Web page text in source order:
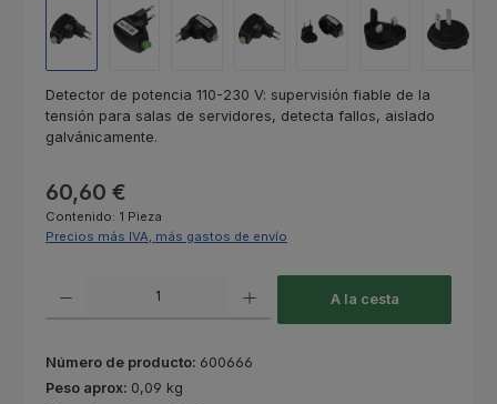
Detector de potencia 110-230 V: supervisión fiable de la
tensión para salas de servidores, detecta fallos, aislado
galvánicamente.
Precio normal:
60,60 €
Contenido: 1 Pieza
Precios más IVA, más gastos de envío
A la cesta
Número de producto: 600666
Peso aprox: 0,09 kg